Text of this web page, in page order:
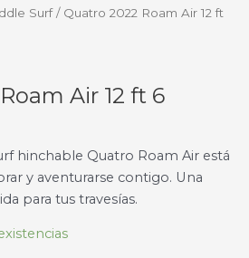
Surf/ Quatro 2022 Roam Air 12 ft
Air 12 ft 6
hinchable Quatro Roam Air está
y aventurarse contigo. Una
para tus travesías.